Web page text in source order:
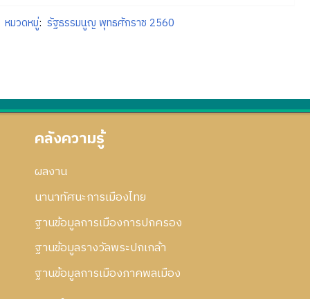
หมวดหมู่: รัฐธรรมนูญ พุทธศักราช 2560
คลังความรู้
ผลงาน
นานาทัศนะการเมืองไทย
ฐานข้อมูลการเมืองการปกครอง
ฐานข้อมูลรางวัลพระปกเกล้า
ฐานข้อมูลการเมืองภาคพลเมือง